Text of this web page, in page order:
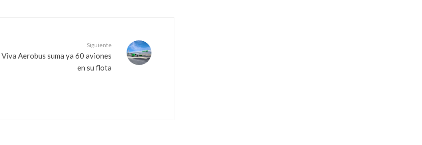
Siguiente
Viva Aerobus suma ya 60 aviones
en su flota